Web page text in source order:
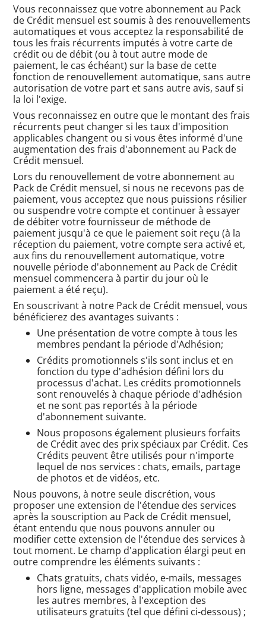
Vous reconnaissez que votre abonnement au Pack
de Crédit mensuel est soumis à des renouvellements
automatiques et vous acceptez la responsabilité de
tous les frais récurrents imputés à votre carte de
crédit ou de débit (ou à tout autre mode de
paiement, le cas échéant) sur la base de cette
fonction de renouvellement automatique, sans autre
autorisation de votre part et sans autre avis, sauf si
la loi l'exige.
Vous reconnaissez en outre que le montant des frais
récurrents peut changer si les taux d'imposition
applicables changent ou si vous êtes informé d'une
augmentation des frais d'abonnement au Pack de
Crédit mensuel.
Lors du renouvellement de votre abonnement au
Pack de Crédit mensuel, si nous ne recevons pas de
paiement, vous acceptez que nous puissions résilier
ou suspendre votre compte et continuer à essayer
de débiter votre fournisseur de méthode de
paiement jusqu'à ce que le paiement soit reçu (à la
réception du paiement, votre compte sera activé et,
aux fins du renouvellement automatique, votre
nouvelle période d'abonnement au Pack de Crédit
mensuel commencera à partir du jour où le
paiement a été reçu).
En souscrivant à notre Pack de Crédit mensuel, vous
bénéficierez des avantages suivants :
Une présentation de votre compte à tous les
membres pendant la période d'Adhésion;
Crédits promotionnels s'ils sont inclus et en
fonction du type d'adhésion défini lors du
processus d'achat. Les crédits promotionnels
sont renouvelés à chaque période d'adhésion
et ne sont pas reportés à la période
d'abonnement suivante.
Nous proposons également plusieurs forfaits
de Crédit avec des prix spéciaux par Crédit. Ces
Crédits peuvent être utilisés pour n'importe
lequel de nos services : chats, emails, partage
de photos et de vidéos, etc.
Nous pouvons, à notre seule discrétion, vous
proposer une extension de l'étendue des services
après la souscription au Pack de Crédit mensuel,
étant entendu que nous pouvons annuler ou
modifier cette extension de l'étendue des services à
tout moment. Le champ d'application élargi peut en
outre comprendre les éléments suivants :
Chats gratuits, chats vidéo, e-mails, messages
hors ligne, messages d'application mobile avec
les autres membres, à l'exception des
utilisateurs gratuits (tel que défini ci-dessous) ;